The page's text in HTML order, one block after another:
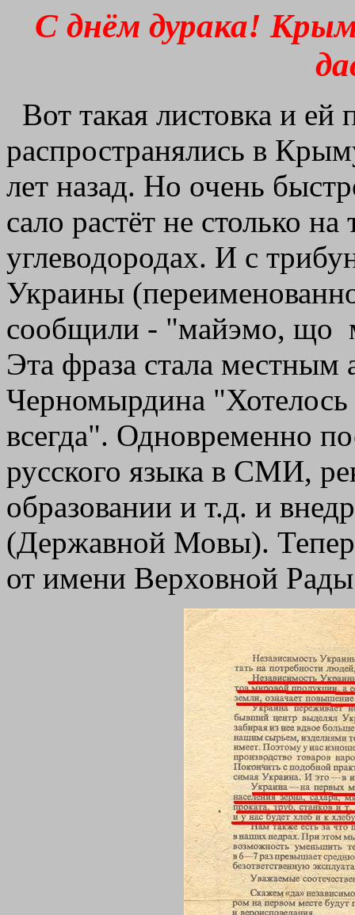
С днём дурака!
Вот такая листовка и ей
распространялись в
лет назад. Но очень
сало растёт не столько на
углеводородах. И с
Украины
сообщили - "майэмо, що
Эта фраза стала местным
Черномырдина "Хотелось
всегда". Одновременно
русского языка в СМИ,
образовании и т.д. и
(Державной Мовы).
от имени Верховной